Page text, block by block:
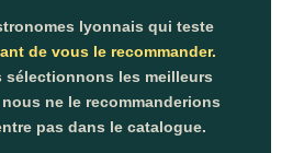
lyonnais qui teste
de vous le recommander.
sélectionnons les meilleurs
ne le recommanderions
pas dans le catalogue.